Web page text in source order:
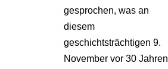
gesprochen, was an
diesem
geschichtsträchtigen 9.
November vor 30 Jahren